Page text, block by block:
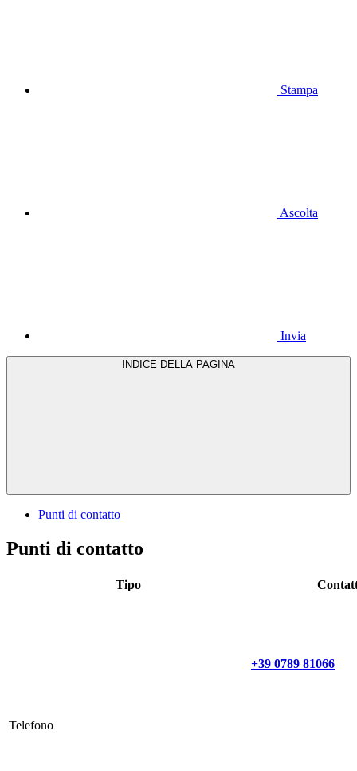
Stampa
Ascolta
Invia
Punti di contatto
Punti di contatto
Tipo
Telefono
+39 0789 81066